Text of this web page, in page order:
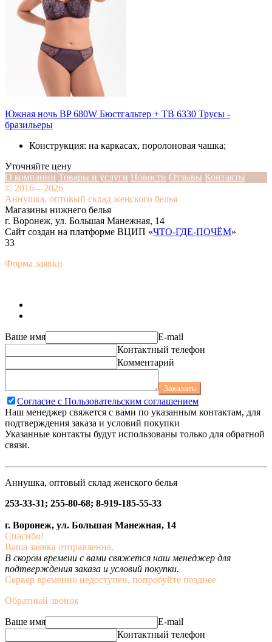
Южная ночь BP 680W Бюстгальтер + TB 6330 Трусы -
бразильеры
Конструкция: на каркасах, поролоновая чашка;
Уточняйте цену
О компании Товары и услуги Новости Отзывы Контакты
© 2016—2026
Аннушка, оптовый склад женского белья
Магазины нижнего белья
г. Воронеж, ул. Большая Манежная, 14
Сайт создан на платформе ВЦИП «ЧТО-ГДЕ-ПОЧЁМ»
33
Форма заявки
Ваше имя
E-mail
Контактный телефон
Комментарий
Заказать
Согласие с Пользовательским соглашением
Наш менеджер свяжется с вами по указанным контактам, для
подтверждения заказа и условий покупки
Указанные контакты будут использованы только для обратной
связи.
Аннушка, оптовый склад женского белья
253-33-31; 255-80-68; 8-919-185-55-33
г. Воронеж, ул. Большая Манежная, 14
Спасибо!
Ваша заявка отправленна.
В скором времени с вами свяжется наш менеджер для
подтверждения заказа и условий покупки.
Сервер временно недоступен, попробуйте позднее
Обратный звонок
Ваше имя
E-mail
Контактный телефон